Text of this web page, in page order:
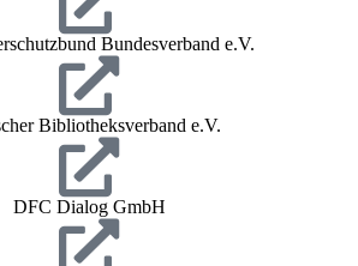
Bundesverband e.V.
Bibliotheksverband e.V.
DFC Dialog GmbH